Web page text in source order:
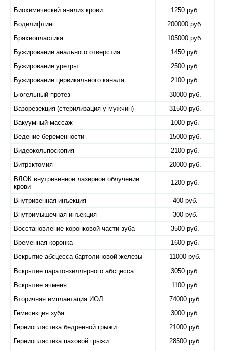
Биохимический анализ крови
1250 руб.
Бодилифтинг
200000 руб.
Брахиопластика
105000 руб.
Бужирование анального отверстия
1450 руб.
Бужирование уретры
2500 руб.
Бужирование цервикального канала
2100 руб.
Бюгельный протез
30000 руб.
Вазорезекция (стерилизация у мужчин)
31500 руб.
Вакуумный массаж
1000 руб.
Ведение беременности
15000 руб.
Видеокольпоскопия
2100 руб.
Витрэктомия
20000 руб.
ВЛОК внутривенное лазерное облучение
крови
1200 руб.
Внутривенная инъекция
400 руб.
Внутримышечная инъекция
300 руб.
Восстановление коронковой части зуба
3500 руб.
Временная коронка
1600 руб.
Вскрытие абсцесса бартолиновой железы
11000 руб.
Вскрытие паратонзиллярного абсцесса
3050 руб.
Вскрытие ячменя
1100 руб.
Вторичная имплантация ИОЛ
74000 руб.
Гемисекция зуба
3000 руб.
Герниопластика бедренной грыжи
21000 руб.
Герниопластика паховой грыжи
28500 руб.